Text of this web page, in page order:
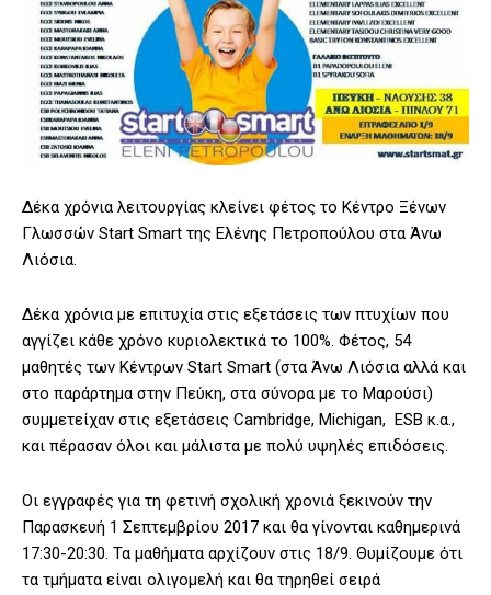
Δέκα χρόνια λειτουργίας κλείνει φέτος το Κέντρο Ξένων
Γλωσσών Start Smart της Ελένης Πετροπούλου στα Άνω
Λιόσια.
Δέκα χρόνια με επιτυχία στις εξετάσεις των πτυχίων που
αγγίζει κάθε χρόνο κυριολεκτικά το 100%. Φέτος, 54
μαθητές των Κέντρων Start Smart (στα Άνω Λιόσια αλλά και
στο παράρτημα στην Πεύκη, στα σύνορα με το Μαρούσι)
συμμετείχαν στις εξετάσεις Cambridge, Michigan, ESB κ.α.,
και πέρασαν όλοι και μάλιστα με πολύ υψηλές επιδόσεις.
Οι εγγραφές για τη φετινή σχολική χρονιά ξεκινούν την
Παρασκευή 1 Σεπτεμβρίου 2017 και θα γίνονται καθημερινά
17:30-20:30. Τα μαθήματα αρχίζουν στις 18/9. Θυμίζουμε ότι
τα τμήματα είναι ολιγομελή και θα τηρηθεί σειρά